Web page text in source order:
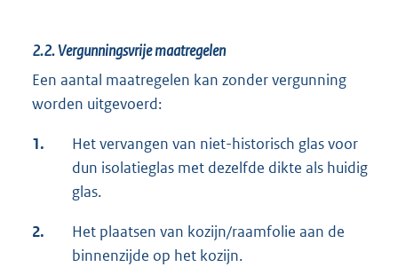
:
i
n
k
r
n
i
n
2.2.Vergunningsvrije maatregelen
Een aantal maatregelen kan zonder vergunning
worden uitgevoerd:
1.
Het vervangen van niet-historisch glas voor
dun isolatieglas met dezelfde dikte als huidig
glas.
2.
Het plaatsen van kozijn/raamfolie aan de
binnenzijde op het kozijn.